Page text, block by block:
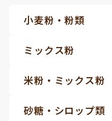
小麦粉・粉類
ミックス粉
米粉・ミックス粉
砂糖・シロップ類